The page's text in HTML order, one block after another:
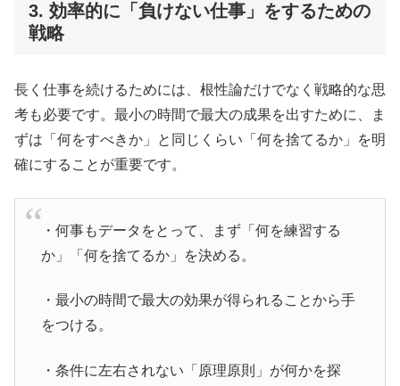
3. 効率的に「負けない仕事」をするための
戦略
長く仕事を続けるためには、根性論だけでなく戦略的な思
考も必要です。最小の時間で最大の成果を出すために、ま
ずは「何をすべきか」と同じくらい「何を捨てるか」を明
確にすることが重要です。
・何事もデータをとって、まず「何を練習する
か」「何を捨てるか」を決める。
・最小の時間で最大の効果が得られることから手
をつける。
・条件に左右されない「原理原則」が何かを探